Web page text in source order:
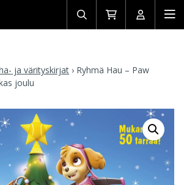
Avaa/sulje
haku
Siirry
ostoskoriin
Avaa/
ja värityskirjat › Ryhmä Hau – Paw
joulu